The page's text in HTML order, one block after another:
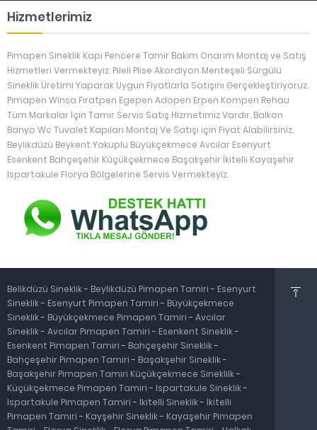
Hizmetlerimiz
Pimapen Sineklik Kapı Pencere Tamir Bakım Onarım Montaj ve Satış
Hizmetleri Vermekteyiz. Pileli Plise Akordiyon Menteşeli Sürgülü
Sineklik Üretimi Yaparak Uygun Fiyatlarla Satışını Gerçekleştiriyoruz.
Pimapen Winsa Fıratpen Egepen Adopen Erpen Kompen Rehau
Tüm Markalar İçin Tamir Servis Satış Hizmetimiz Vardır. Balkon
Banyo Wc Tuvalet Kapıları Montaj Ve Satışı için Fiyat Alabilirsiniz.
Beylikdüzü Beykent Yakuplu Büyükçekmece Avcılar Esenyurt
Esenkent Bahçeşehir Küçükçekmece Başakşehir İkitelli Kayaşehir
Ispartakule Florya Bölgelerine Servis Vermekteyiz.
Belikdüzü Sineklik- Beylikdüzü Pimapen Tamiri- Esenyurt
Sineklik- Esenyurt Pimapen Tamiri- Büyükçekmece
Sineklik- Büyükçekmece Pimapen Tamiri- Avcılar
Sineklik- Avcılar Pimapen Tamiri- Esenkent Sineklik-
Esenkent Pimapen Tamiri- Bahçeşehir Sineklik-
Bahçeşehir Pimapen Tamiri- Başakşehir Sineklik-
Başakşehir Pimapen Tamiri Küçükçekmece Sineklilk-
Küçükçekmece Pimapen Tamiri- Ispartakule Sineklik-
Ispartakule Pimapen Tamiri- İkitelli Sineklik- İkitelli
Pimapen Tamiri- Kayşehir Sineklik- Kayaşehir Pimapen